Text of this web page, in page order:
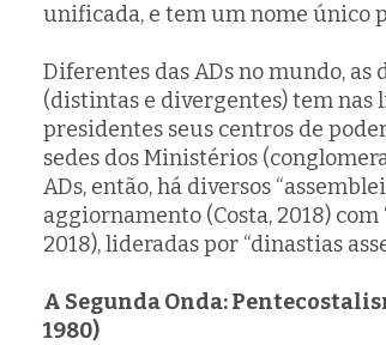
unificada, e tem um nome único
Diferentes das ADs no mundo, as
(distintas e divergentes) tem nas
presidentes seus centros de
sedes dos Ministérios
ADs, então, há diversos
aggiornamento (Costa, 2018)
2018), lideradas por “dinastias
A Segunda Onda:
1980)